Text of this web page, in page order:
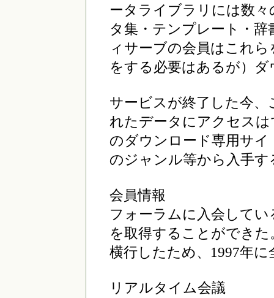
ータライブラリには数
タ集・テンプレート・
ィサーブの会員はこれ
をする必要はあるが）
サービスが終了した今
れたデータにアクセスは
のダウンロード専用サイ
のジャンル等から入手
会員情報
フォーラムに入会して
を取得することができ
横行したため、1997年
リアルタイム会議